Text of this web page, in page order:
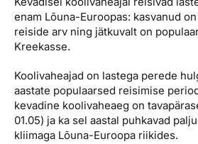
Reisitarvete e-pood
Airalo eSIM
Kuldkaart
Platinum Club
Boonuspunktid
Meist
Ettevõttest, kontaktid,
tööle, uudised...
Ettevõttest
Kontaktid
Reisikonsultandi teenus
enam Lõuna-Euroopas: kasvanud
reiside arv ning jätkuvalt on
Kreekasse.
Koolivaheajad on lastega perede
aastate populaarsed reisimise
kevadine koolivaheaeg on
01.05) ja ka sel aastal puhkavad
kliimaga Lõuna-Euroopa riikides.